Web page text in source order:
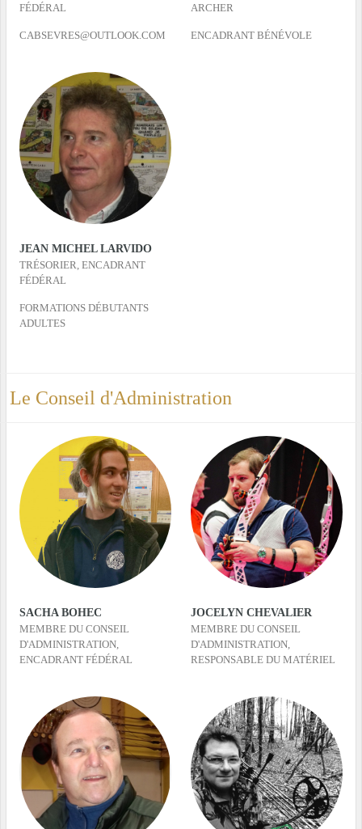
FÉDÉRAL
CABSEVRES@OUTLOOK.COM
ARCHER
ENCADRANT BÉNÉVOLE
JEAN MICHEL LARVIDO
TRÉSORIER, ENCADRANT
FÉDÉRAL
FORMATIONS DÉBUTANTS
ADULTES
Le Conseil d'Administration
SACHA BOHEC
MEMBRE DU CONSEIL
D'ADMINISTRATION,
ENCADRANT FÉDÉRAL
JOCELYN CHEVALIER
MEMBRE DU CONSEIL
D'ADMINISTRATION,
RESPONSABLE DU MATÉRIEL